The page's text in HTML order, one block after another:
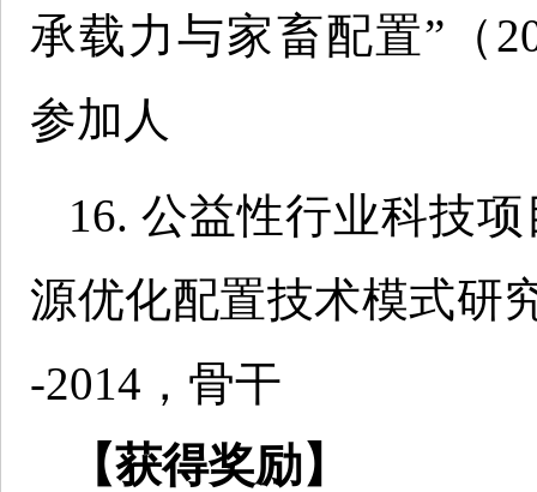
承载力与家畜配置”（
参加人
16. 公益性行业科技
源优化配置技术模式研
-2014，骨干
【获得奖励】